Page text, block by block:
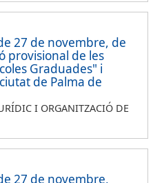
27 de novembre, de
provisional de les
Graduades" i
de Palma de
I ORGANITZACIÓ DE
27 de novembre,